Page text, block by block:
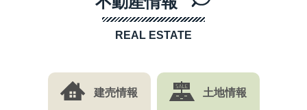
REAL ESTATE
建売情報 土地情報